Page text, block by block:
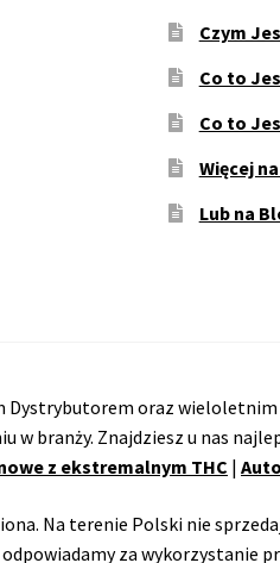
Czym
Co to
Co to
Więcej
Lub na
Dystrybutorem oraz
w branży. Znajdziesz u nas
z ekstremalnym THC |
Na terenie Polski nie
za